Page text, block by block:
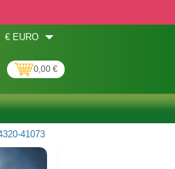
€ EURO
0,00 €
41073